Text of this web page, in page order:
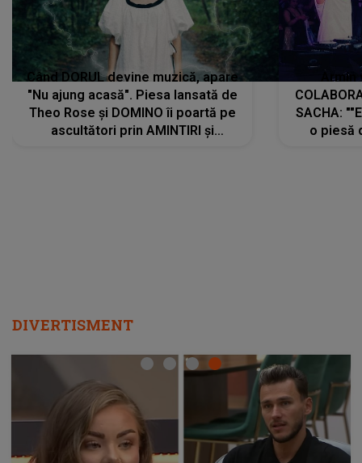
Când DORUL devine muzică, apare
"Nu ajung acasă". Piesa lansată de
Theo Rose și DOMINO îi poartă pe
ascultători prin AMINTIRI și
SACHA:
o piesă
DIVERTISMENT